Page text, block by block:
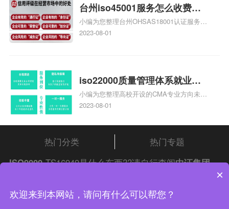
台州iso45001服务怎么收费，
台州iso45001认证服务怎么收
费
小编为您整理台州OHSAS18001认证服务中
心哪家收费便宜、台州ISO9000认证，哪个
标准是什么相关iso体系认证知识，详情可
查看下方正文！
2023-08-01
iso22000质量管理体系就业方
向，质量管理与认证就业方向
小编为您整理高校开设的CMA专业方向未来
就业前景及就业方向如何、cma就业方向有
和cma未来就业方向、大学生考完cma，就
哪些就业方向相关iso体系认证知识，详情
可查看下方正文！
2023-08-01
热门分类
热门专题
ISO9000 TS16949是什么东西??请自行查阅中证集团
中证集团体系认证 版权所有 Copyright © 2022
×
欢迎来到本网站，请问有什么可以帮您？